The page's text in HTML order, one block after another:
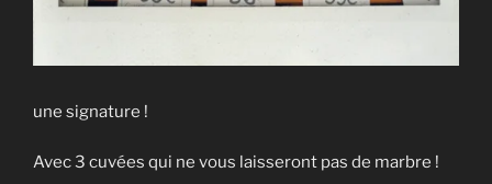
une signature !
Avec 3 cuvées qui ne vous laisseront pas de marbre !